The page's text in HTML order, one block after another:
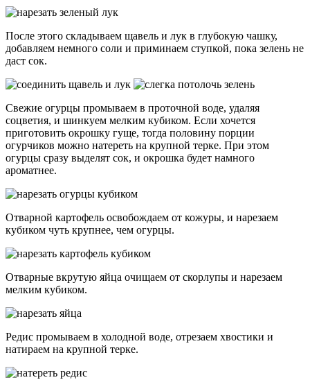
После этого складываем щавель и лук в глубокую чашку,
добавляем немного соли и приминаем ступкой, пока зелень не
даст сок.
Свежие огурцы промываем в проточной воде, удаляя
соцветия, и шинкуем мелким кубиком. Если хочется
приготовить окрошку гуще, тогда половину порции
огурчиков можно натереть на крупной терке. При этом
огурцы сразу выделят сок, и окрошка будет намного
ароматнее.
Отварной картофель освобождаем от кожуры, и нарезаем
кубиком чуть крупнее, чем огурцы.
Отварные вкрутую яйца очищаем от скорлупы и нарезаем
мелким кубиком.
Редис промываем в холодной воде, отрезаем хвостики и
натираем на крупной терке.